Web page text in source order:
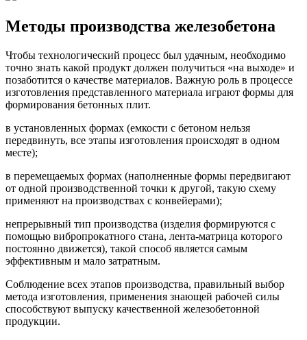
Методы производства железобетона
Чтобы технологический процесс был удачным, необходимо
точно знать какой продукт должен получиться «на выходе» и
позаботится о качестве материалов. Важную роль в процессе
изготовления представленного материала играют формы для
формирования бетонных плит.
в установленных формах (емкости с бетоном нельзя
передвинуть, все этапы изготовления происходят в одном
месте);
в перемещаемых формах (наполненные формы передвигают
от одной производственной точки к другой, такую схему
применяют на производствах с конвейерами);
непрерывный тип производства (изделия формируются с
помощью вибропрокатного стана, лента-матрица которого
постоянно движется), такой способ является самым
эффективным и мало затратным.
Соблюдение всех этапов производства, правильный выбор
метода изготовления, применения знающей рабочей силы
способствуют выпуску качественной железобетонной
продукции.